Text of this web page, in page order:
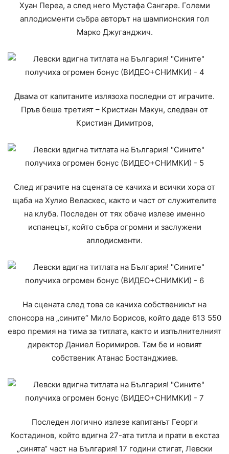
Хуан Переа, а след него Мустафа Сангаре. Големи
аплодисменти събра авторът на шампионския гол
Марко Джуганджич.
Двама от капитаните излязоха последни от играчите.
Пръв беше третият – Кристиан Макун, следван от
Кристиан Димитров,
След играчите на сцената се качиха и всички хора от
щаба на Хулио Веласкес, както и част от служителите
на клуба. Последен от тях обаче излезе именно
испанецът, който събра огромни и заслужени
аплодисменти.
На сцената след това се качиха собственикът на
спонсора на „сините“ Мило Борисов, който даде 613 550
евро премия на тима за титлата, както и изпълнителният
директор Даниел Боримиров. Там бе и новият
собственик Атанас Бостанджиев.
Последен логично излезе капитанът Георги
Костадинов, който вдигна 27-ата титла и прати в екстаз
„синята“ част на България! 17 години стигат, Левски